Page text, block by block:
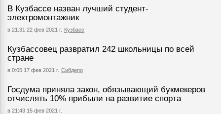
В Кузбассе назван лучший студент-
электромонтажник
в 21:31 22 фев 2021 г. Кузбасс
Кузбассовец развратил 242 школьницы по всей
стране
в 0:05 17 фев 2021 г. Сибдепо
Госдума приняла закон, обязывающий букмекеров
отчислять 10% прибыли на развитие спорта
в 21:43 15 фев 2021 г.